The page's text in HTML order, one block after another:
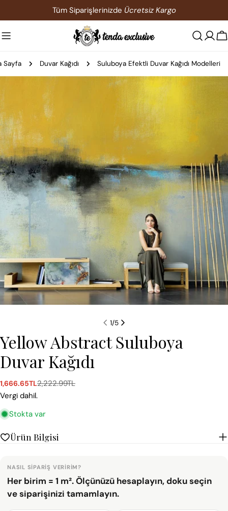
atla
Tüm Siparişlerinizde Ücretsiz Kargo
Sayfa Duvar Kağıdı Suluboya Efektli Duvar Kağıdı Modelleri
bilgilerine
medyasını modda açın
1/5
Yellow Abstract Suluboya
Duvar Kağıdı
Satış
ücreti
1,666.65TL
Normal
fiyat
2,222.99TL
Vergi dahil.
Stokta var
Ürün Bilgisi
NASIL SIPARIŞ VERIRIM?
Her birim = 1 m². Ölçünüzü hesaplayın, doku seçin
ve siparişinizi tamamlayın.